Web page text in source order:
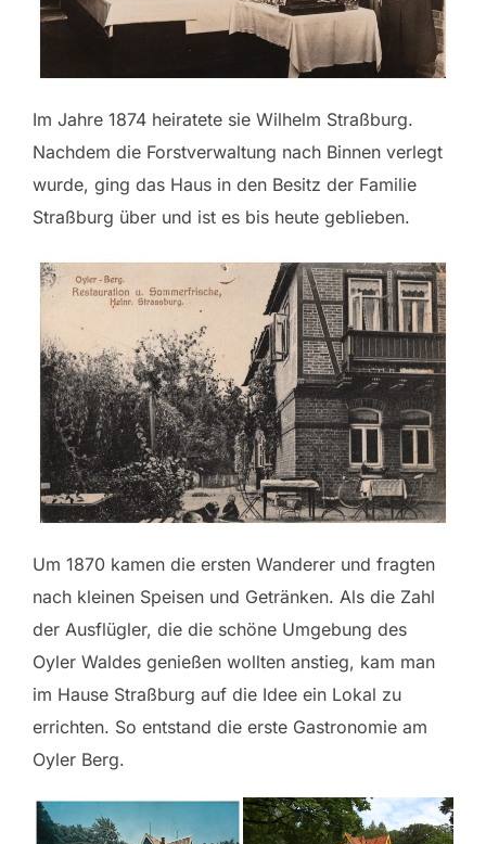
Im Jahre 1874 heiratete sie Wilhelm Straßburg.
Nachdem die Forstverwaltung nach Binnen verlegt
wurde, ging das Haus in den Besitz der Familie
Straßburg über und ist es bis heute geblieben.
Um 1870 kamen die ersten Wanderer und fragten
nach kleinen Speisen und Getränken. Als die Zahl
der Ausflügler, die die schöne Umgebung des
Oyler Waldes genießen wollten anstieg, kam man
im Hause Straßburg auf die Idee ein Lokal zu
errichten. So entstand die erste Gastronomie am
Oyler Berg.